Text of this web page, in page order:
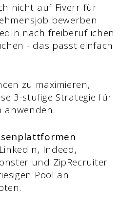
nicht auf Fiverr für
bewerben
nach freiberuflichen
- das passt einfach
zu maximieren,
3-stufige Strategie für
anwenden.
Indeed,
und ZipRecruiter
Pool an